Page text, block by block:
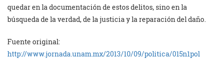
quedar en la documentación de estos delitos, sino en la
búsqueda de la verdad, de la justicia y la reparación del daño.
Fuente original:
http://www.jornada.unam.mx/2013/10/09/politica/015n1pol